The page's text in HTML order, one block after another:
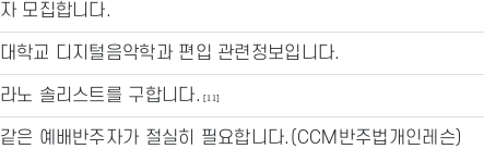
모집합니다.
학교 디지털음악학과 편입 관련정보입니다.
노 솔리스트를 구합니다. [11]
은 예배반주자가 절실히 필요합니다.(CCM반주법개인레슨)